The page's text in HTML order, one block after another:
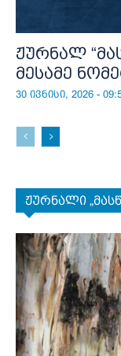
ჟურნალ
მესამე
30 ივნისი, 2026 -
ჟურნალი